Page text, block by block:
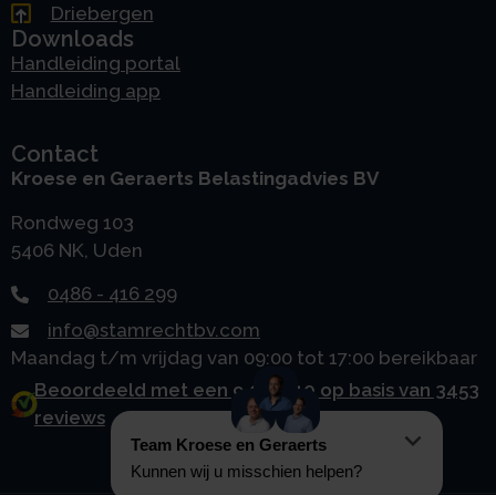
Driebergen
Downloads
Handleiding portal
Handleiding app
Contact
Kroese en Geraerts Belastingadvies BV
Rondweg 103
5406 NK, Uden
0486 - 416 299
info@stamrechtbv.com
Maandag t/m vrijdag van 09:00 tot 17:00 bereikbaar
Beoordeeld met een 9.0 uit 10 op basis van 3453
reviews